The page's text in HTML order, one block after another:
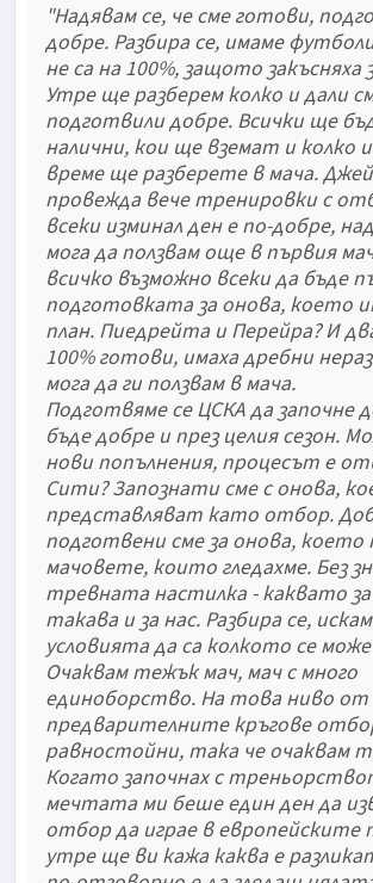
"Надявам се, че сме готови,
добре. Разбира се, имаме
не са на 100%, защото закъсняха
Утре ще разберем колко и дали
подготвили добре. Всички ще
налични, кои ще вземат и колко
време ще разберете в мача.
провежда вече тренировки с
всеки изминал ден е по-добре,
мога да ползвам още в първия
всичко възможно всеки да бъде
подготовката за онова, което
план. Пиедрейта и Перейра? И
100% готови, имаха дребни
мога да ги ползвам в мача.
Подготвяме се ЦСКА да започне
бъде добре и през целия сезон.
нови попълнения, процесът е
Сити? Запознати сме с онова,
представляват като отбор.
подготвени сме за онова, което
мачовете, които гледахме. Без
тревната настилка - каквато за
такава и за нас. Разбира се,
условията да са колкото се
Очаквам тежък мач, мач с много
единоборство. На това ниво от
предварителните кръгове
равностойни, така че очаквам
Когато започнах с
мечтата ми беше един ден да
отбор да играе в европейските
утре ще ви кажа каква е